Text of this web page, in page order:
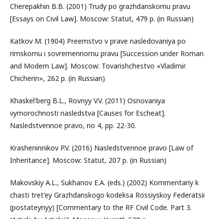
Cherepakhin B.B. (2001) Trudy po grazhdanskomu pravu
[Essays on Civil Law]. Moscow: Statut, 479 p. (in Russian)
Katkov M. (1904) Preemstvo v prave nasledovaniya po
rimskomu i sovremennomu pravu [Succession under Roman
and Modern Law]. Moscow: Tovarishchestvo «Vladimir
Chicherin», 262 p. (in Russian)
Khaskel'berg B.L., Rovnyy V.V. (2011) Osnovaniya
vymorochnosti nasledstva [Causes for Escheat].
Nasledstvennoe pravo, no 4, pp. 22-30.
Krasheninnikov P.V. (2016) Nasledstvennoe pravo [Law of
Inheritance]. Moscow: Statut, 207 p. (in Russian)
Makovskiy A.L., Sukhanov E.A. (eds.) (2002) Kommentariy k
chasti tret'ey Grazhdanskogo kodeksa Rossiyskoy Federatsii
(postateynyy) [Commentary to the RF Civil Code. Part 3.